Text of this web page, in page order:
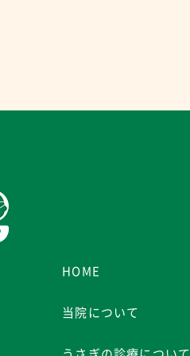
HOME
当院について